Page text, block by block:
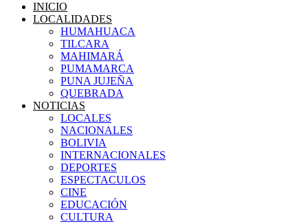
INICIO
LOCALIDADES
HUMAHUACA
TILCARA
MAHIMARÁ
PUMAMARCA
PUNA JUJEÑA
QUEBRADA
NOTICIAS
LOCALES
NACIONALES
BOLIVIA
INTERNACIONALES
DEPORTES
ESPECTACULOS
CINE
EDUCACIÓN
CULTURA